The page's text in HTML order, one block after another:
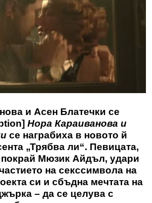
и Асен Блатечки се
Нора Караиванова и
се награбиха в новото й
„Трябва ли“. Певицата,
Мюзик Айдъл, удари
на секссимвола на
си и сбъдна мечтата на
– да се целува с